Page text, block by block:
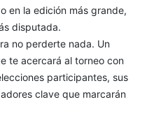
en la edición más grande,
disputada.
no perderte nada. Un
te acercará al torneo con
participantes, sus
clave que marcarán